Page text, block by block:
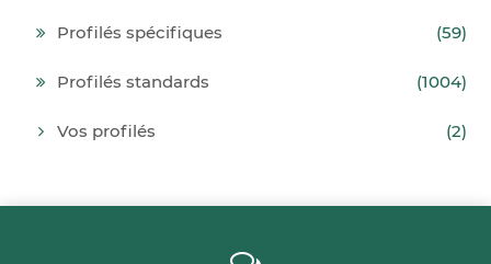
Profilés spécifiques (59)
Profilés standards (1004)
Vos profilés (2)